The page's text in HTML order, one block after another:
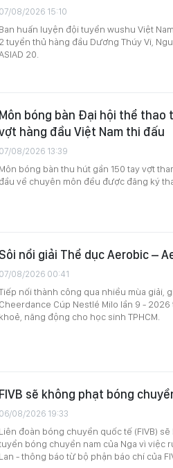
07/08/2026 15:10
Ban huấn luyện đội tuyển wushu Việt
2 tuyển thủ hàng đầu Dương Thúy Vi,
20.
Môn bóng bàn Đại hội thể
hàng đầu Việt Nam thi đấu
07/08/2026 13:39
Môn bóng bàn thu hút gần 150 tay vợt
đầu về chuyên môn đều được đăng ký
nổi giải Thể dục Aerobic –
07/08/2026 00:41
nối thành công qua nhiều mùa giải,
Cheerdance Cúp Nestlé Milo lần 9 -
khoẻ, năng động cho học sinh TPHCM.
FIVB sẽ không phạt bóng
06/08/2026 19:33
Liên đoàn bóng chuyền quốc tế (FIVB)
bóng chuyền nam của Nga vì việc
Lan - thông báo từ bộ phận báo chí của